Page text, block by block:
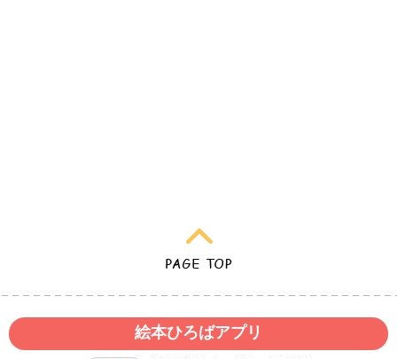
絵本ひろばアプリ